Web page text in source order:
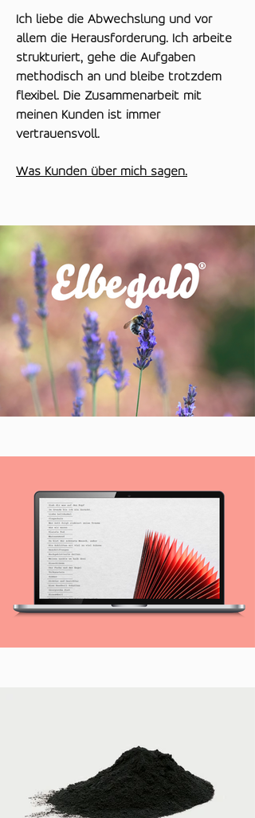
Ich liebe die Abwechslung und vor
allem die Herausforderung. Ich arbeite
strukturiert, gehe die Aufgaben
methodisch an und bleibe trotzdem
flexibel. Die Zusammenarbeit mit
meinen Kunden ist immer
vertrauensvoll.
Was Kunden über mich sagen.